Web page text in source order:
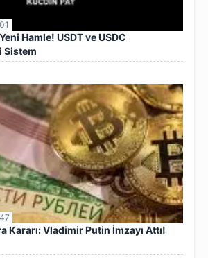
Hamle! USDT ve USDC
Sistem
Kararı: Vladimir Putin İmzayı Attı!